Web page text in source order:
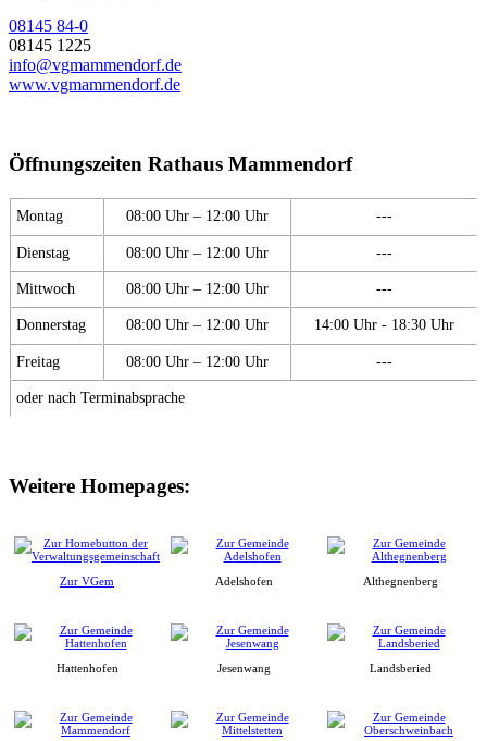
08145 84-0
08145 1225
info@vgmammendorf.de
www.vgmammendorf.de
Öffnungszeiten Rathaus Mammendorf
Montag 08:00 Uhr – 12:00 Uhr ---
Dienstag 08:00 Uhr – 12:00 Uhr ---
Mittwoch 08:00 Uhr – 12:00 Uhr ---
Donnerstag 08:00 Uhr – 12:00 Uhr 14:00 Uhr - 18:30 Uhr
Freitag 08:00 Uhr – 12:00 Uhr ---
oder nach Terminabsprache
Weitere Homepages:
Zur VGem Adelshofen Althegnenberg
Hattenhofen Jesenwang Landsberied